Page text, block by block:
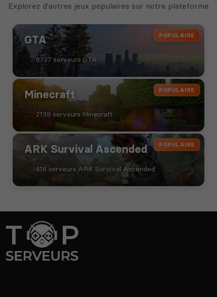
Explorez d'autres jeux populaires sur notre plateforme
POPULAIRE
GTA
8737 serveurs GTA
POPULAIRE
Minecraft
2139 serveurs Minecraft
POPULAIRE
ARK Survival Ascended
418 serveurs ARK Survival Ascended